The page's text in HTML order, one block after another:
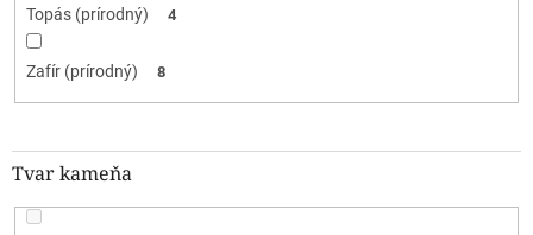
Topás (prírodný) 4
Zafír (prírodný) 8
Tvar kameňa